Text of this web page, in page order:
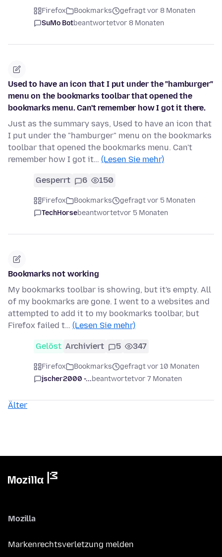
Firefox Bookmarks
gefragt vor 8 Monaten
SuMo Botbeantwortetvor 8 Monaten
Used to have an icon that I put under the "hamburger"
menu on the bookmarks toolbar that opened the
bookmarks menu. Can't remember how I got it there.
Just as the summary says, Used to have an icon that
I put under the "hamburger" menu on the bookmarks
toolbar that opened the bookmarks menu. Can't
remember how I got it… (Lesen Sie mehr)
Gesperrt 6 150
Firefox Bookmarks
gefragt vor 5 Monaten
TechHorsebeantwortetvor 5 Monaten
Bookmarks not working
My bookmarks toolbar is showing, but it's empty. All
of my bookmarks are gone. I went to a websites and
attempted to add it to my bookmarks toolbar, but
Firefox failed t… (Lesen Sie mehr)
Gelöst Archiviert 5 347
Firefox Bookmarks
gefragt vor 10 Monaten
jscher2000 -...beantwortetvor 7 Monaten
Älter
Mozilla
Markenrechtsverletzung melden